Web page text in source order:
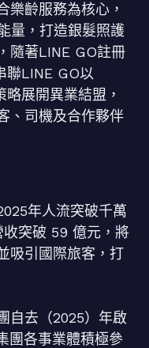
樂齡服務為核心，
量，打造銀髮照護
隨著LINE GO註冊
聯LINE GO以
展開異業結盟，
、司機及合作夥伴
年人流突破千萬
收突破 59 億元，將
吸引國際旅客，打
自去（2025）年啟
團各事業體積極參